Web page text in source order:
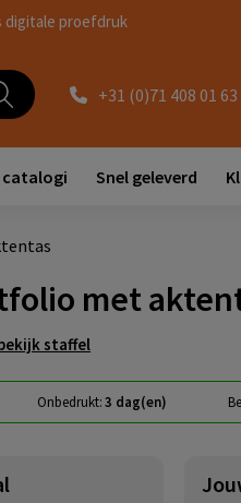
digitale proefdruk
+31 (0)71 408 01 63
Snel geleverd
met
staffel
Onbedrukt:3 dag(en)